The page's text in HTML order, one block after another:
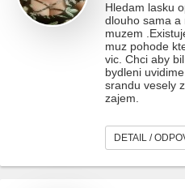
Hledam lasku
dlouho sama a
muzem
muz pohode
vic. Chci aby
bydleni
srandu vesely
zajem.
DETAIL /